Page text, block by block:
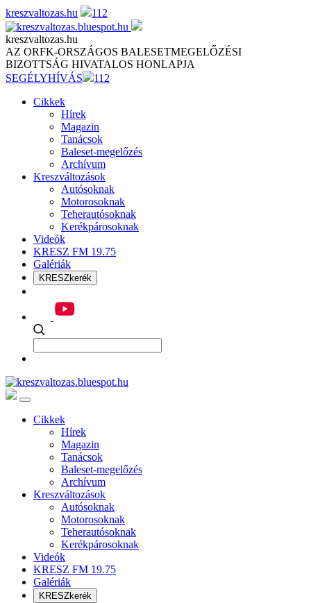
Skip
to
content
kreszvaltozas.hu 112
kreszvaltozas.hu
AZ ORFK-ORSZÁGOS BALESETMEGELŐZÉSI
BIZOTTSÁG HIVATALOS HONLAPJA
SEGÉLYHÍVÁS
112
Cikkek
Hírek
Magazin
Tanácsok
Baleset-megelőzés
Archívum
Kreszváltozások
Autósoknak
Motorosoknak
Teherautósoknak
Kerékpárosoknak
Videók
KRESZ FM 19.75
Galériák
KRESZkerék
Cikkek
Hírek
Magazin
Tanácsok
Baleset-megelőzés
Archívum
Kreszváltozások
Autósoknak
Motorosoknak
Teherautósoknak
Kerékpárosoknak
Videók
KRESZ FM 19.75
Galériák
KRESZkerék